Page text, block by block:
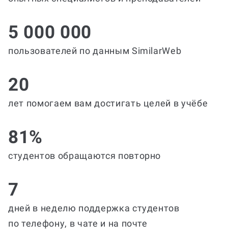
5 000 000
пользователей по данным SimilarWeb
20
лет помогаем вам достигать целей в учёбе
81%
студентов обращаются повторно
7
дней в неделю поддержка студентов
по телефону, в чате и на почте